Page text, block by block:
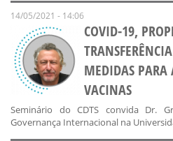
14/05/2021 - 14:06
COVID-19,
MEDIDAS PARA
VACINAS
Seminário do CDTS convida Dr.
Governança Internacional na